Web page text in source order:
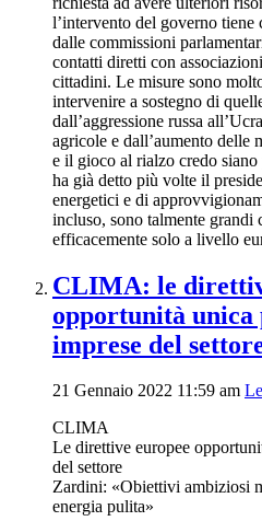
l’intervento del governo
dalle commissioni
contatti diretti con
cittadini. Le misure sono
intervenire a sostegno di
dall’aggressione russa
agricole e dall’aumento delle
e il gioco al rialzo credo
ha già detto più volte il
energetici e di
incluso, sono talmente grandi
efficacemente solo a livello
CLIMA: le
opportunità unica
imprese del
21 Gennaio 2022 11:59 am
CLIMA
Le direttive europee
del settore
Zardini: «Obiettivi ambiziosi
energia pulita»